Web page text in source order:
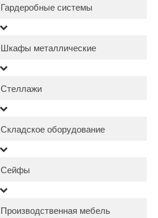
Гардеробные системы
Шкафы металлические
Стеллажи
Складское оборудование
Сейфы
Производственная мебель